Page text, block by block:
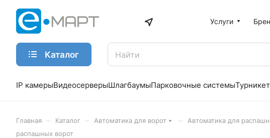
Услуги
Каталог
IP камерыВидеосерверыШлагбаумыПарковочные системы
Главная Каталог Автоматика для ворот Автоматика для
распашных ворот